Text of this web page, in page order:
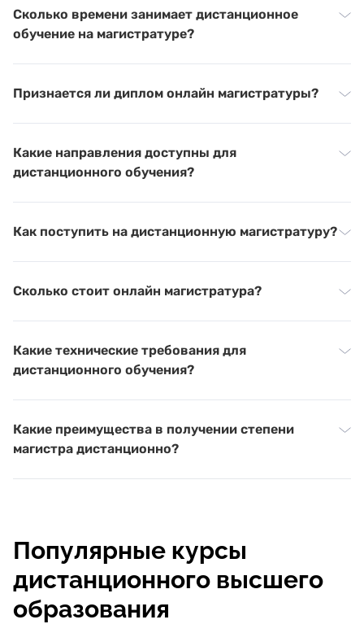
Сколько времени занимает дистанционное
обучение на магистратуре?
Признается ли диплом онлайн магистратуры?
Какие направления доступны для
дистанционного обучения?
Как поступить на дистанционную магистратуру?
Сколько стоит онлайн магистратура?
Какие технические требования для
дистанционного обучения?
Какие преимущества в получении степени
магистра дистанционно?
Популярные курсы
дистанционного высшего
образования